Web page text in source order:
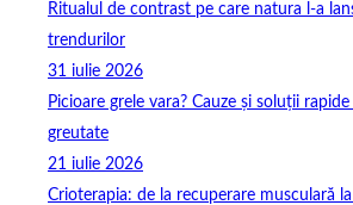
Ritualul de contrast pe care natura l-a
trendurilor
31 iulie 2026
Picioare grele vara? Cauze și soluții
greutate
21 iulie 2026
Crioterapia: de la recuperare musculară